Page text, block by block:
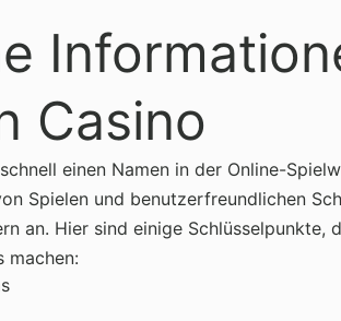
Casino
einen Namen in der Online-
Spielen und benutzerfreundlichen
an. Hier sind einige Schlüsselpunkte,
machen: